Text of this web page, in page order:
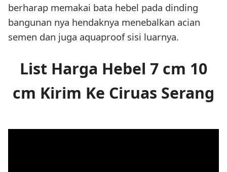
berharap memakai bata hebel pada dinding
bangunan nya hendaknya menebalkan acian
semen dan juga aquaproof sisi luarnya.
List Harga Hebel 7 cm 10
cm Kirim Ke Ciruas Serang